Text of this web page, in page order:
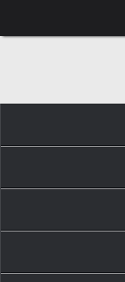
do
treści